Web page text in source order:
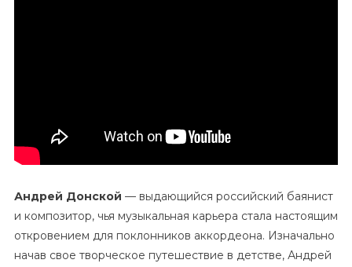
Андрей Донской — выдающийся российский баянист
и композитор, чья музыкальная карьера стала настоящим
откровением для поклонников аккордеона. Изначально
начав свое творческое путешествие в детстве, Андрей